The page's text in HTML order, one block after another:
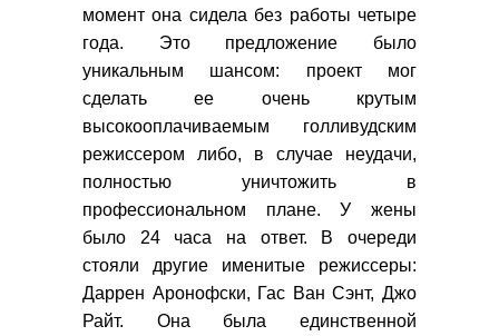
момент она сидела без работы четыре
года. Это предложение было
уникальным шансом: проект мог
сделать ее очень крутым
высокооплачиваемым голливудским
режиссером либо, в случае неудачи,
полностью уничтожить в
профессиональном плане. У жены
было 24 часа на ответ. В очереди
стояли другие именитые режиссеры:
Даррен Аронофски, Гас Ван Сэнт, Джо
Райт. Она была единственной